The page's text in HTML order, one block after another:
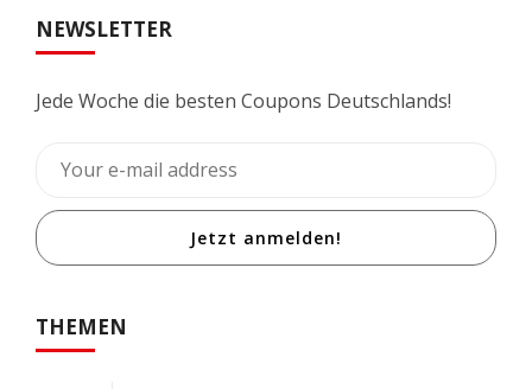
NEWSLETTER
Jede Woche die besten Coupons Deutschlands!
Jetzt anmelden!
THEMEN